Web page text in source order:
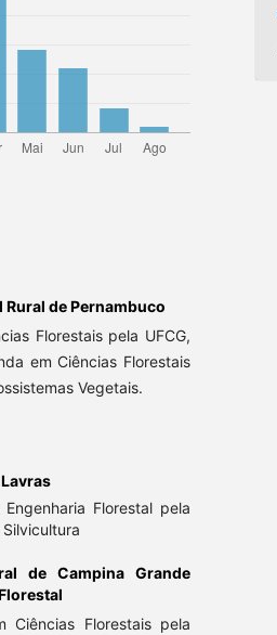
de Pernambuco
Florestais pela UFCG,
em Ciências Florestais
Vegetais.
Florestal pela
de Campina Grande
Ciências Florestais pela